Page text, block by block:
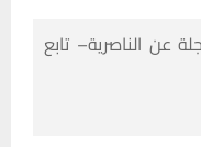
عن الناصرية– تابع